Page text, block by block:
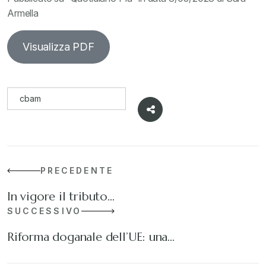
Armella
Visualizza PDF
cbam
PRECEDENTE
In vigore il tributo…
SUCCESSIVO
Riforma doganale dell’UE: una…